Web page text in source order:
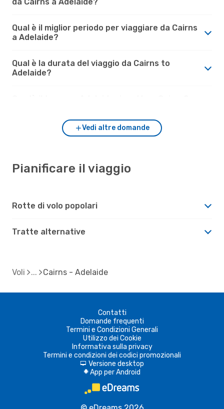
Qual è il miglior periodo per viaggiare da Cairns
a Adelaide?
Qual è la durata del viaggio da Cairns to
Adelaide?
Vedi altre domande
Pianificare il viaggio
Rotte di volo popolari
Tratte alternative
Voli Cairns - Adelaide
Contatti
Domande frequenti
Termini e Condizioni Generali
Utilizzo dei Cookie
Informativa sulla privacy
Termini e condizioni dei codici promozionali
d Versione desktop
A App per Android